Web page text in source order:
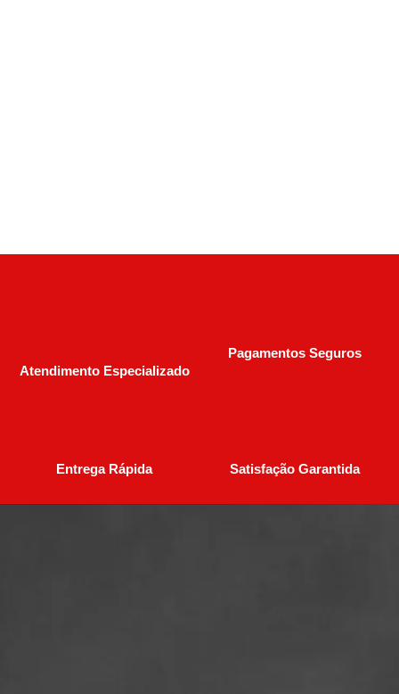
Atendimento Especializado
Pagamentos Seguros
Entrega Rápida Satisfação Garantida